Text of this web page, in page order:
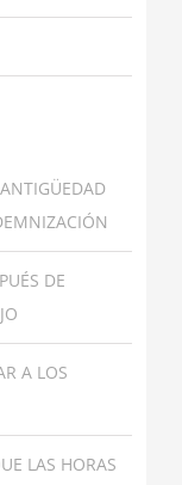
DE
A LOS
LAS HORAS